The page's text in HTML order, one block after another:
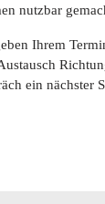
nutzbar
Ihrem
ein nächster